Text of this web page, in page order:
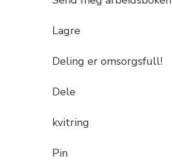
Lagre
Deling er omsorgsfull!
Dele
kvitring
Pin